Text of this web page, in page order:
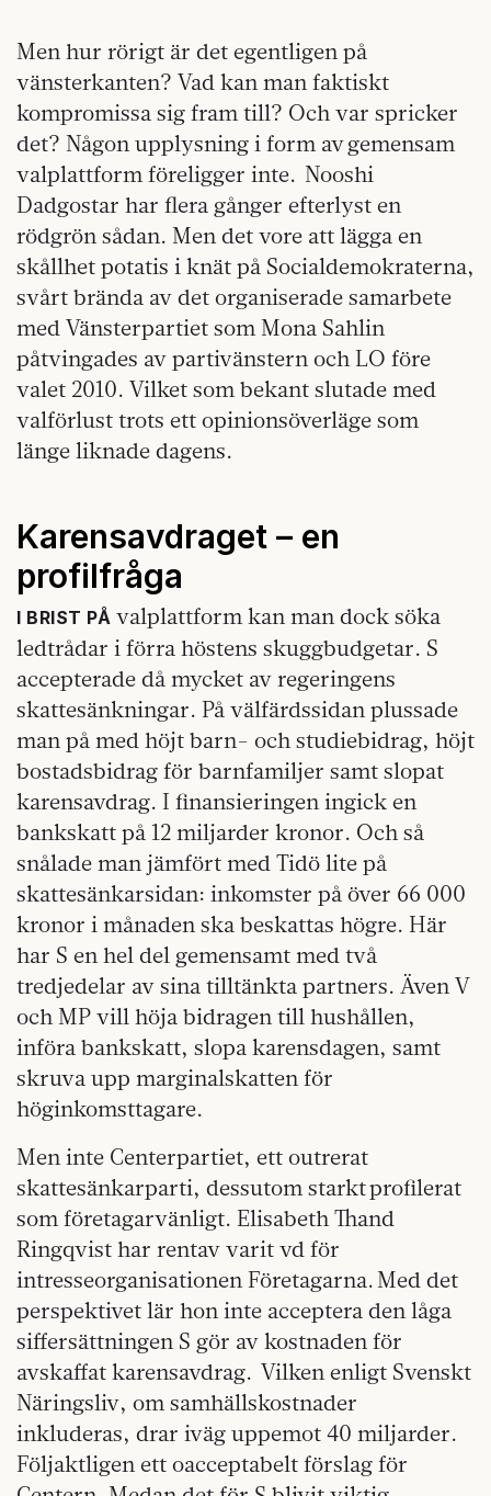
Men hur rörigt är det egentligen på
vänsterkanten? Vad kan man faktiskt
kompromissa sig fram till? Och var spricker
det? Någon upplysning i form av gemensam
valplattform föreligger inte. Nooshi
Dadgostar har flera gånger efterlyst en
rödgrön sådan. Men det vore att lägga en
skållhet potatis i knät på Socialdemokraterna,
svårt brända av det organiserade samarbete
med Vänsterpartiet som Mona Sahlin
påtvingades av partivänstern och LO före
valet 2010. Vilket som bekant slutade med
valförlust trots ett opinionsöverläge som
länge liknade dagens.
Karensavdraget – en
profilfråga
I BRIST PÅ valplattform kan man dock söka
ledtrådar i förra höstens skuggbudgetar. S
accepterade då mycket av regeringens
skattesänkningar. På välfärdssidan plussade
man på med höjt barn- och studiebidrag, höjt
bostadsbidrag för barnfamiljer samt slopat
karensavdrag. I finansieringen ingick en
bankskatt på 12 miljarder kronor. Och så
snålade man jämfört med Tidö lite på
skattesänkarsidan: inkomster på över 66 000
kronor i månaden ska beskattas högre. Här
har S en hel del gemensamt med två
tredjedelar av sina tilltänkta partners. Även V
och MP vill höja bidragen till hushållen,
införa bankskatt, slopa karensdagen, samt
skruva upp marginalskatten för
höginkomsttagare.
Men inte Centerpartiet, ett outrerat
skattesänkarparti, dessutom starkt profilerat
som företagarvänligt. Elisabeth Thand
Ringqvist har rentav varit vd för
intresseorganisationen Företagarna. Med det
perspektivet lär hon inte acceptera den låga
siffersättningen S gör av kostnaden för
avskaffat karensavdrag. Vilken enligt Svenskt
Näringsliv, om samhällskostnader
inkluderas, drar iväg uppemot 40 miljarder.
Följaktligen ett oacceptabelt förslag för